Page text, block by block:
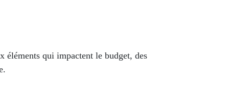
éléments qui impactent le budget, des